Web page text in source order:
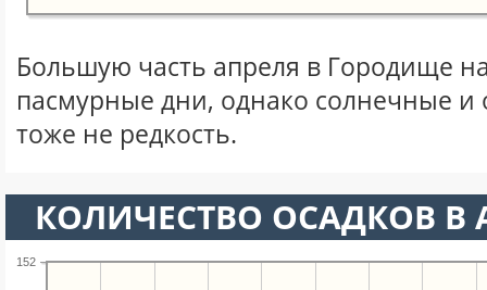
Большую часть апреля в Городище
пасмурные дни, однако солнечные
тоже не редкость.
КОЛИЧЕСТВО ОСАДКОВ В
152